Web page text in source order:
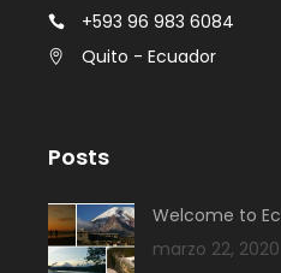
+593 96 983 6084
Quito - Ecuador
Posts
Welcome to
marzo 22, 2020